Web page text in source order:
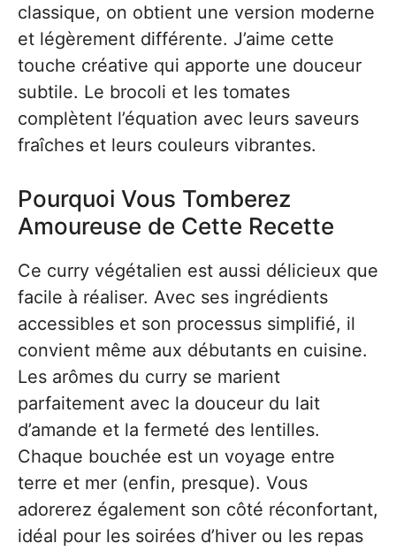
classique, on obtient une version moderne
et légèrement différente. J’aime cette
touche créative qui apporte une douceur
subtile. Le brocoli et les tomates
complètent l’équation avec leurs saveurs
fraîches et leurs couleurs vibrantes.
Pourquoi Vous Tomberez
Amoureuse de Cette Recette
Ce curry végétalien est aussi délicieux que
facile à réaliser. Avec ses ingrédients
accessibles et son processus simplifié, il
convient même aux débutants en cuisine.
Les arômes du curry se marient
parfaitement avec la douceur du lait
d’amande et la fermeté des lentilles.
Chaque bouchée est un voyage entre
terre et mer (enfin, presque). Vous
adorerez également son côté réconfortant,
idéal pour les soirées d’hiver ou les repas